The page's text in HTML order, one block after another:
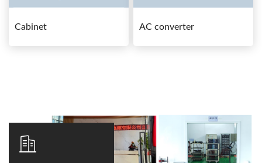
Cabinet AC converter